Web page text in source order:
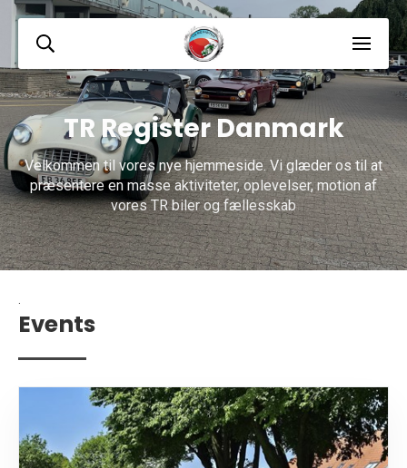
TR Register Danmark
Velkommen til vores nye hjemmeside. Vi glæder os til at
præsentere en masse aktiviteter, oplevelser, motion af
vores TR biler og fællesskab
Events